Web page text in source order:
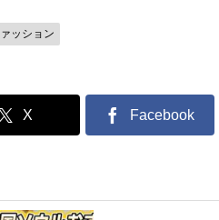
ッション
X Facebook